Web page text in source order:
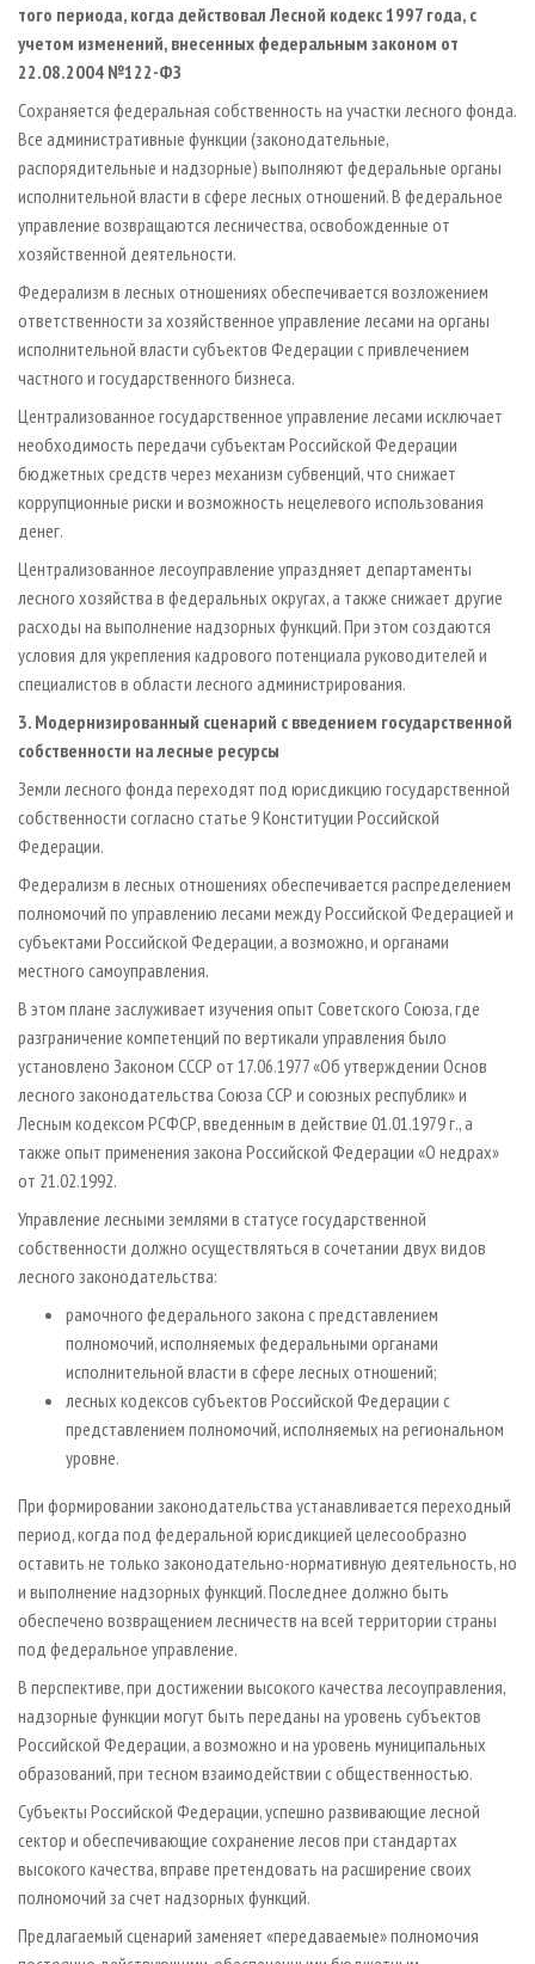
того периода, когда действовал Лесной кодекс 1997 года, с
учетом изменений, внесенных федеральным законом от
22.08.2004 №122-ФЗ
Сохраняется федеральная собственность на участки лесного фонда.
Все административные функции (законодательные,
распорядительные и надзорные) выполняют федеральные органы
исполнительной власти в сфере лесных отношений. В федеральное
управление возвращаются лесничества, освобожденные от
хозяйственной деятельности.
Федерализм в лесных отношениях обеспечивается возложением
ответственности за хозяйственное управление лесами на органы
исполнительной власти субъектов Федерации с привлечением
частного и государственного бизнеса.
Централизованное государственное управление лесами исключает
необходимость передачи субъектам Российской Федерации
бюджетных средств через механизм субвенций, что снижает
коррупционные риски и возможность нецелевого использования
денег.
Централизованное лесоуправление упраздняет департаменты
лесного хозяйства в федеральных округах, а также снижает другие
расходы на выполнение надзорных функций. При этом создаются
условия для укрепления кадрового потенциала руководителей и
специалистов в области лесного администрирования.
3. Модернизированный сценарий с введением государственной
собственности на лесные ресурсы
Земли лесного фонда переходят под юрисдикцию государственной
собственности согласно статье 9 Конституции Российской
Федерации.
Федерализм в лесных отношениях обеспечивается распределением
полномочий по управлению лесами между Российской Федерацией и
субъектами Российской Федерации, а возможно, и органами
местного самоуправления.
В этом плане заслуживает изучения опыт Советского Союза, где
разграничение компетенций по вертикали управления было
установлено Законом СССР от 17.06.1977 «Об утверждении Основ
лесного законодательства Союза ССР и союзных республик» и
Лесным кодексом РСФСР, введенным в действие 01.01.1979 г., а
также опыт применения закона Российской Федерации «О недрах»
от 21.02.1992.
Управление лесными землями в статусе государственной
собственности должно осуществляться в сочетании двух видов
лесного законодательства:
рамочного федерального закона с представлением
полномочий, исполняемых федеральными органами
исполнительной власти в сфере лесных отношений;
лесных кодексов субъектов Российской Федерации с
представлением полномочий, исполняемых на региональном
уровне.
При формировании законодательства устанавливается переходный
период, когда под федеральной юрисдикцией целесообразно
оставить не только законодательно-нормативную деятельность, но
и выполнение надзорных функций. Последнее должно быть
обеспечено возвращением лесничеств на всей территории страны
под федеральное управление.
В перспективе, при достижении высокого качества лесоуправления,
надзорные функции могут быть переданы на уровень субъектов
Российской Федерации, а возможно и на уровень муниципальных
образований, при тесном взаимодействии с общественностью.
Субъекты Российской Федерации, успешно развивающие лесной
сектор и обеспечивающие сохранение лесов при стандартах
высокого качества, вправе претендовать на расширение своих
полномочий за счет надзорных функций.
Предлагаемый сценарий заменяет «передаваемые» полномочия